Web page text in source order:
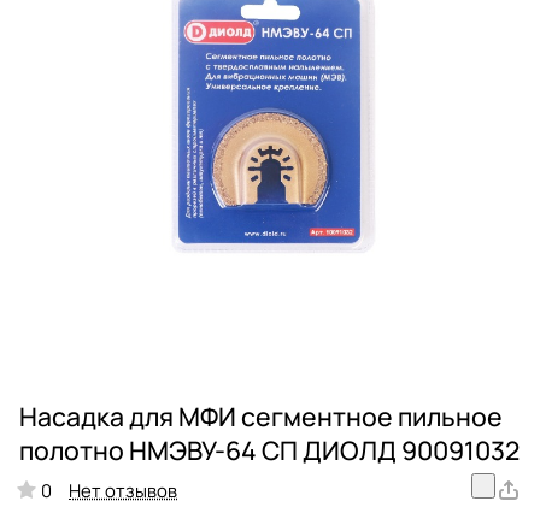
Насадка для МФИ сегментное пильное
полотно НМЭВУ-64 СП ДИОЛД 90091032
0 Нет отзывов